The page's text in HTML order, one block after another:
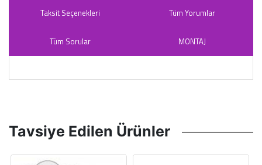
Taksit Seçenekleri Tüm Yorumlar
Tüm Sorular MONTAJ
Tavsiye Edilen Ürünler